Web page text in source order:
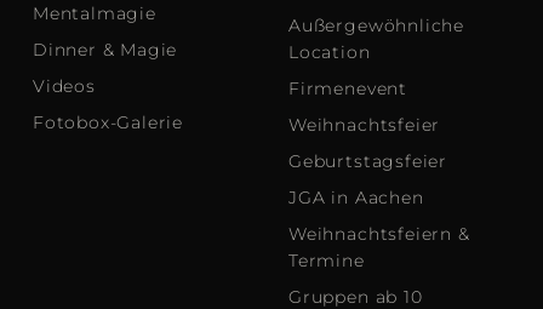
Mentalmagie
Dinner & Magie
Videos
Fotobox-Galerie
Außergewöhnliche
Location
Firmenevent
Weihnachtsfeier
Geburtstagsfeier
JGA in Aachen
Weihnachtsfeiern &
Termine
Gruppen ab 10